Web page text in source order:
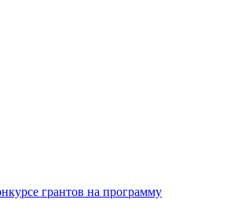
грантов на программу